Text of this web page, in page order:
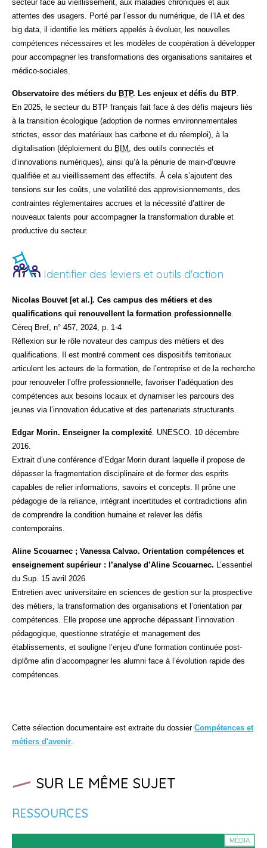
secteur face au vieillissement, aux maladies chroniques et aux
attentes des usagers. Porté par l’essor du numérique, de l’IA et des
big data, il identifie les métiers appelés à évoluer, les nouvelles
compétences nécessaires et les modèles de coopération à développer
pour accompagner les transformations des organisations sanitaires et
médico-sociales.
Observatoire des métiers du BTP. Les enjeux et défis du BTP
En 2025, le secteur du BTP français fait face à des défis majeurs liés
à la transition écologique (adoption de normes environnementales
strictes, essor des matériaux bas carbone et du réemploi), à la
digitalisation (déploiement du BIM , des outils connectés et
d’innovations numériques), ainsi qu’à la pénurie de main-d’œuvre
qualifiée et au vieillissement des effectifs. À cela s’ajoutent des
tensions sur les coûts, une volatilité des approvisionnements, des
contraintes réglementaires accrues et la nécessité d’attirer de
nouveaux talents pour accompagner la transformation durable et
productive du secteur.
Identifier des leviers et outils d'action
Nicolas Bouvet [et al.]. Ces campus des métiers et des
qualifications qui renouvellent la formation professionnelle.
Céreq Bref, n° 457, 2024, p. 1-4
Réflexion sur le rôle novateur des campus des métiers et des
qualifications. Il est montré comment ces dispositifs territoriaux
articulent les acteurs de la formation, de l’entreprise et de la recherche
pour renouveler l’offre professionnelle, favoriser l’adéquation des
compétences aux besoins locaux et dynamiser les parcours des
jeunes via l’innovation éducative et des partenariats structurants.
Edgar Morin. Enseigner la complexité. UNESCO. 10 décembre
2016.
Extrait d’une conférence d’Edgar Morin durant laquelle il propose de
dépasser la fragmentation disciplinaire et de former des esprits
capables de relier informations, savoirs et concepts. Il prône une
pédagogie de la reliance, intégrant incertitudes et contradictions afin
de comprendre la condition humaine et relever les défis
contemporains.
Aline Scouarnec ; Vanessa Calvao. Orientation compétences et
enseignement supérieur : l’analyse d’Aline Scouarnec. L’essentiel
du Sup. 15 avril 2026
Entretien avec universitaire en sciences de gestion sur la prospective
des métiers, la transformation des organisations et l’orientation par
compétences. Elle propose une approche dépassant l’innovation
pédagogique, questionne stratégie et management des
établissements, et souligne l’enjeu d’une formation continuée post-
diplôme afin d’accompagner les alumni face à l’évolution rapide des
compétences.
Cette sélection documentaire est extraite du dossier Compétences et
métiers d'avenir.
SUR LE MÊME SUJET
RESSOURCES
MÉDIA